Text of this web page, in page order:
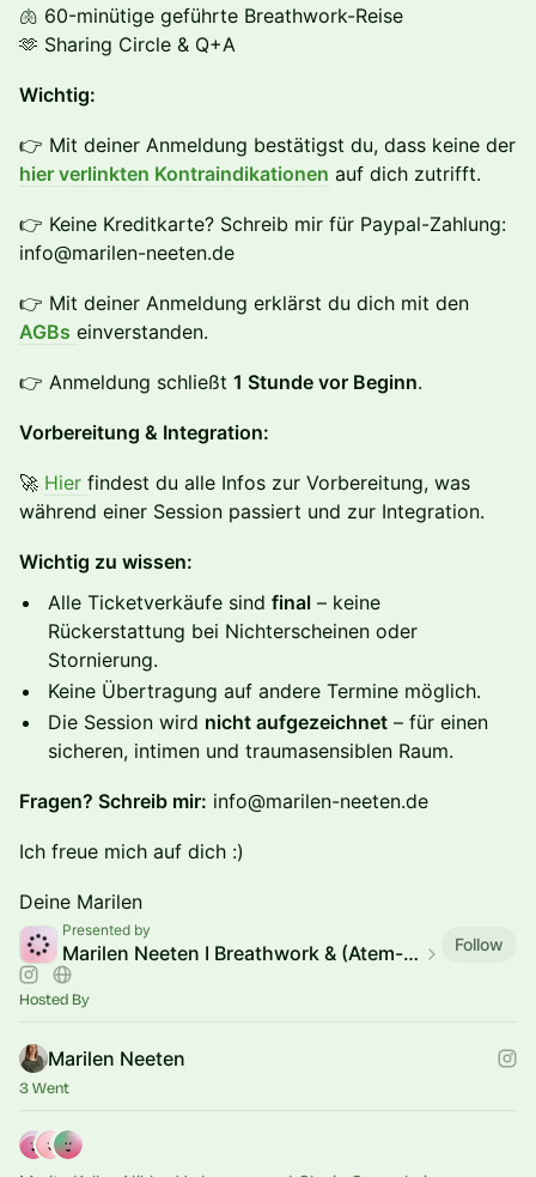
🫁 60-minütige geführte Breathwork-Reise
🫶 Sharing Circle & Q+A
Wichtig:
👉 Mit deiner Anmeldung bestätigst du, dass keine der
hier verlinkten Kontraindikationen auf dich zutrifft.
👉 Keine Kreditkarte? Schreib mir für Paypal-Zahlung:
info@marilen-neeten.de
👉 Mit deiner Anmeldung erklärst du dich mit den
AGBs einverstanden.
👉 Anmeldung schließt 1 Stunde vor Beginn.
Vorbereitung & Integration:
🚀 Hier findest du alle Infos zur Vorbereitung, was
während einer Session passiert und zur Integration.
Wichtig zu wissen:
Alle Ticketverkäufe sind final – keine
Rückerstattung bei Nichterscheinen oder
Stornierung.
Keine Übertragung auf andere Termine möglich.
Die Session wird nicht aufgezeichnet – für einen
sicheren, intimen und traumasensiblen Raum.
Fragen? Schreib mir: info@marilen-neeten.de
Ich freue mich auf dich :)
Deine Marilen
Presented by
Marilen Neeten I Breathwork & (Atem-) Coaching Follow
Hosted By
Marilen Neeten
3 Went